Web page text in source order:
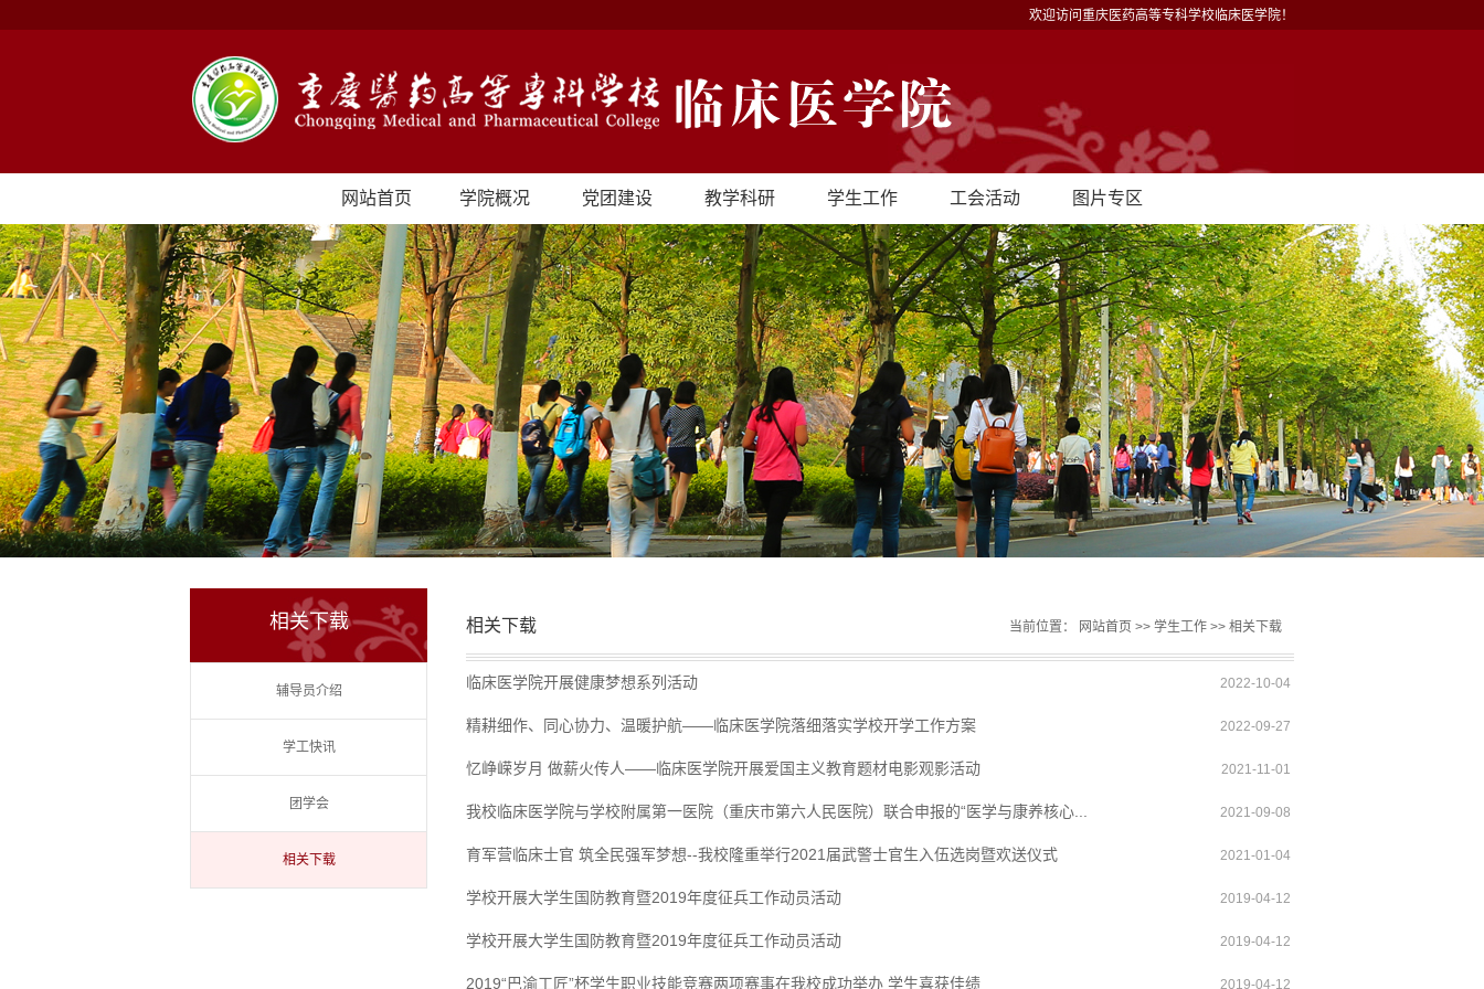
欢迎访问重庆医药高等专科学校临床医学院！
网站首页 学院概况 党团建设 教学科研 学生工作 工会活动 图片专区
相关下载
辅导员介绍
学工快讯
团学会
相关下载
相关下载 当前位置： 网站首页 >> 学生工作 >> 相关下载
临床医学院开展健康梦想系列活动 2022-10-04
精耕细作、同心协力、温暖护航——临床医学院落细落实学校开学工作方案 2022-09-27
忆峥嵘岁月 做薪火传人——临床医学院开展爱国主义教育题材电影观影活动 2021-11-01
我校临床医学院与学校附属第一医院（重庆市第六人民医院）联合申报的“医学与康养核心... 2021-09-08
育军营临床士官 筑全民强军梦想--我校隆重举行2021届武警士官生入伍选岗暨欢送仪式 2021-01-04
学校开展大学生国防教育暨2019年度征兵工作动员活动 2019-04-12
学校开展大学生国防教育暨2019年度征兵工作动员活动 2019-04-12
2019“巴渝工匠”杯学生职业技能竞赛两项赛事在我校成功举办 学生喜获佳绩 2019-04-12